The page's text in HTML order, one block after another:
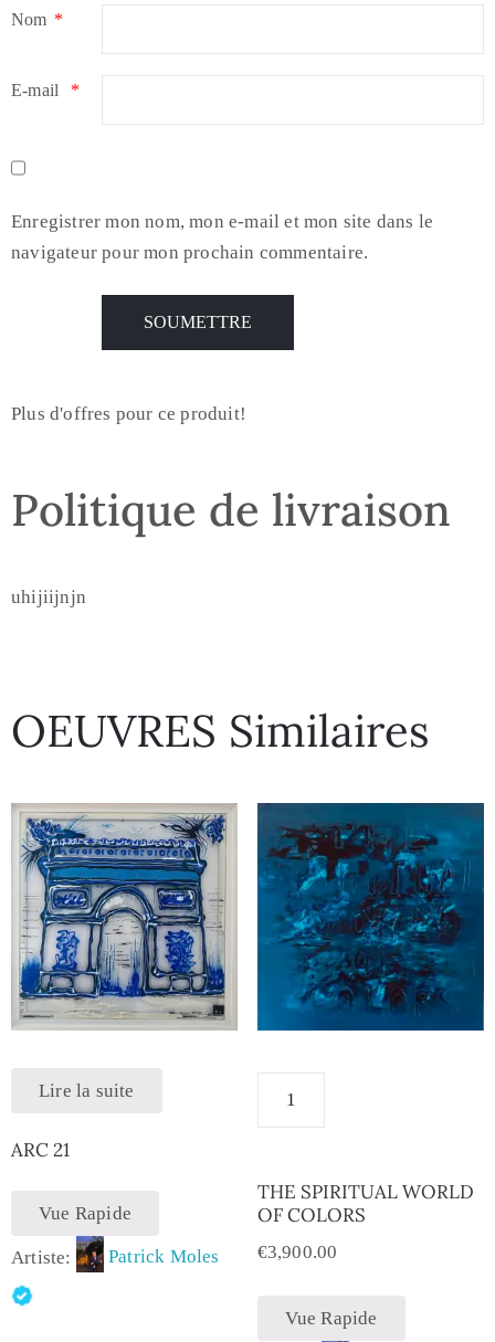
Nom *
E-mail *
Enregistrer mon nom, mon e-mail et mon site dans le
navigateur pour mon prochain commentaire.
Plus d'offres pour ce produit!
Politique de livraison
uhijiijnjn
OEUVRES Similaires
Lire la suite
ARC 21
Vue Rapide
Artiste: Patrick Moles
THE SPIRITUAL WORLD
OF COLORS
€3,900.00
Vue Rapide